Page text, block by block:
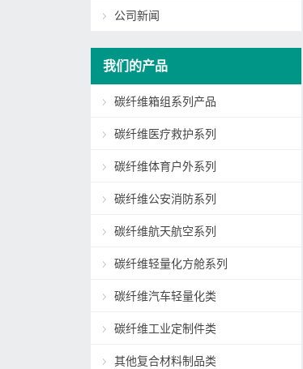
公司新闻
我们的产品
碳纤维箱组系列产品
碳纤维医疗救护系列
碳纤维体育户外系列
碳纤维公安消防系列
碳纤维航天航空系列
碳纤维轻量化方舱系列
碳纤维汽车轻量化类
碳纤维工业定制件类
其他复合材料制品类